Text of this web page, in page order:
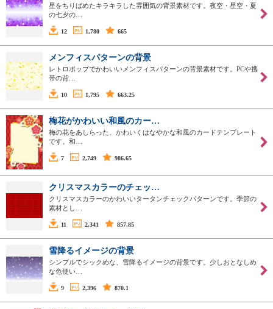
星をちりばめたキラキラした雰囲気の背景素材です。夜空・星空・夏
の七夕の…
12 1,780 665
メンフィスパターンの背景
レトロポップでかわいいメンフィスパターンの背景素材です。PCや携
帯の背…
10 1,795 663.25
梅花がかわいい和風のカー…
梅の花をあしらった、かわいくはなやかな和風のカードテンプレート
です。和…
7 2,749 986.65
クリスマスカラーのチェッ…
クリスマスカラーのかわいいタータンチェックパターンです。季節の
素材とし…
11 2,341 857.85
雪降るイメージの背景
シンプルでシックめな、雪降るイメージの背景です。少しおとなしめ
な色使い…
9 2,396 870.1